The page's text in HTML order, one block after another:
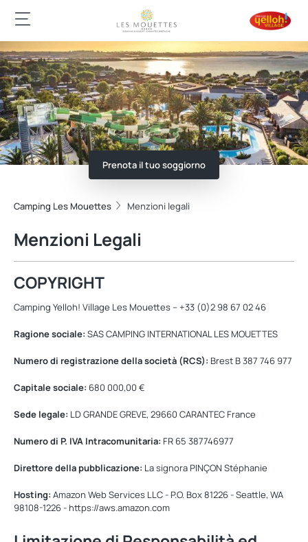
Prenota il tuo soggiorno
Camping Les Mouettes Menzioni legali
Menzioni Legali
COPYRIGHT
Camping Yelloh! Village Les Mouettes – +33 (0)2 98 67 02 46
Ragione sociale: SAS CAMPING INTERNATIONAL LES MOUETTES
Numero di registrazione della società (RCS): Brest B 387 746 977
Capitale sociale: 680 000,00 €
Sede legale: LD GRANDE GREVE, 29660 CARANTEC France
Numero di P. IVA Intracomunitaria: FR 65 387746977
Direttore della pubblicazione: La signora PINÇON Stéphanie
Hosting: Amazon Web Services LLC - P.O. Box 81226 - Seattle, WA
98108-1226 - https://aws.amazon.com